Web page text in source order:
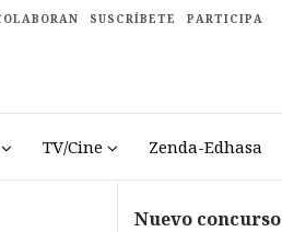
SUSCRÍBETE PARTICIPA
TV/Cine Zenda-Edhasa
Nuevo concurso